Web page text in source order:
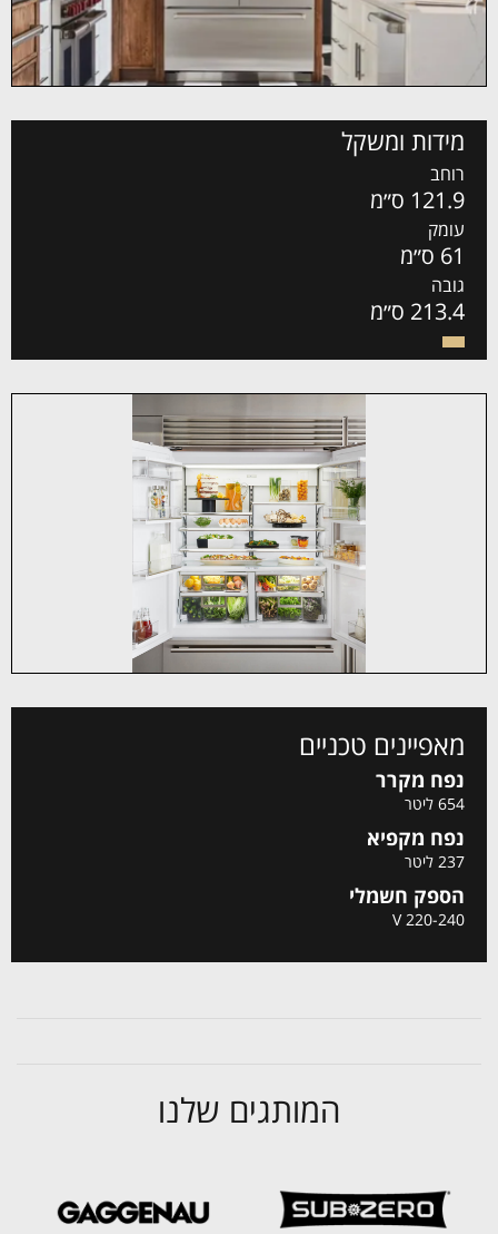
מידות ומשקל
רוחב
121.9 ס״מ
עומק
61 ס״מ
גובה
213.4 ס״מ
מאפיינים טכניים
נפח מקרר
654 ליטר
נפח מקפיא
237 ליטר
הספק חשמלי
220-240 V
המותגים שלנו